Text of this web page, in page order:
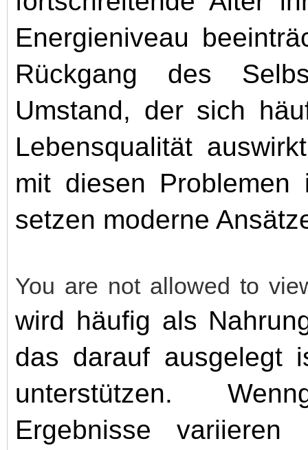
Energieniveau
Rückgang des
Umstand, der sich
Lebensqualität
mit diesen
setzen moderne
You are not allowed to
wird häufig als
das darauf ausgelegt
unterstützen.
Ergebnisse variieren